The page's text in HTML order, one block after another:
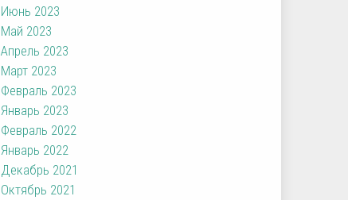
Июнь 2023
Май 2023
Апрель 2023
Март 2023
Февраль 2023
Январь 2023
Февраль 2022
Январь 2022
Декабрь 2021
Октябрь 2021